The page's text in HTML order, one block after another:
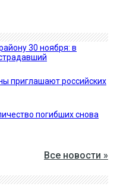
30 ноября: в
приглашают российских
погибших снова
Все новости »